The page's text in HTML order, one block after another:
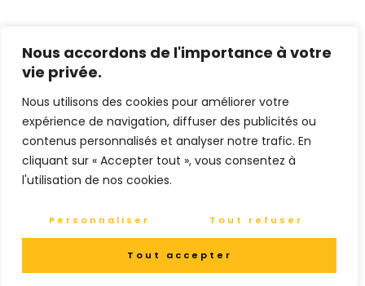
Nous accordons de l'importance à votre
vie privée.
Nous utilisons des cookies pour améliorer votre
expérience de navigation, diffuser des publicités ou
contenus personnalisés et analyser notre trafic. En
cliquant sur « Accepter tout », vous consentez à
l'utilisation de nos cookies.
Personnaliser Tout refuser
Tout accepter